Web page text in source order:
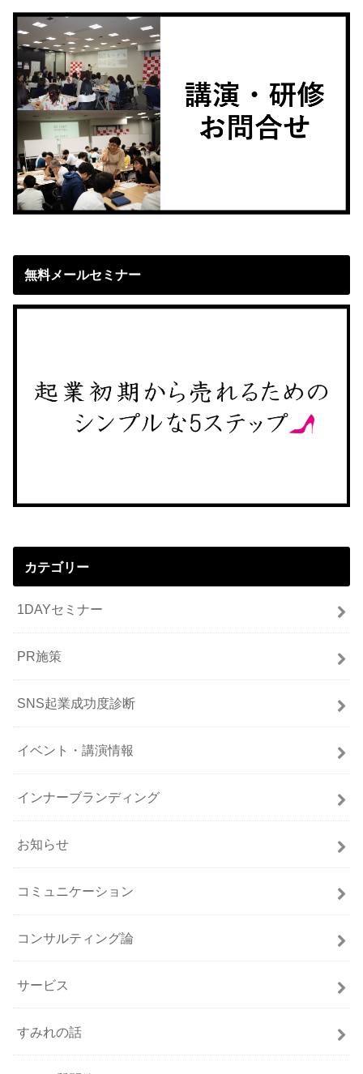
無料メールセミナー
カテゴリー
1DAYセミナー
PR施策
SNS起業成功度診断
イベント・講演情報
インナーブランディング
お知らせ
コミュニケーション
コンサルティング論
サービス
すみれの話